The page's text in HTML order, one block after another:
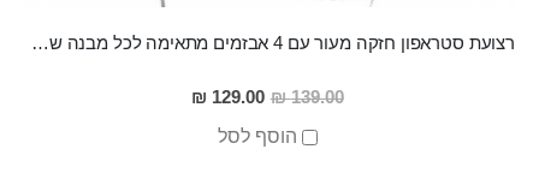
רצועת סטראפון חזקה מעור עם 4 אבזמים מתאימה לכל מבנה של גוף "Uba"
139.00 ₪
מחיר
מבצע
129.00 ₪
הוסף לסל